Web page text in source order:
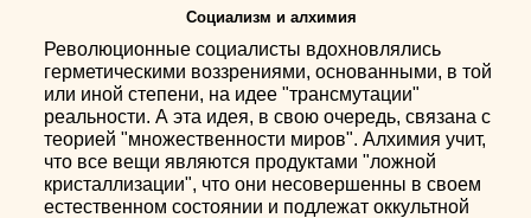
Социализм и алхимия
Революционные социалисты вдохновлялись
герметическими воззрениями, основанными, в той
или иной степени, на идее "трансмутации"
реальности. А эта идея, в свою очередь, связана с
теорией "множественности миров". Алхимия учит,
что все вещи являются продуктами "ложной
кристаллизации", что они несовершенны в своем
естественном состоянии и подлежат оккультной